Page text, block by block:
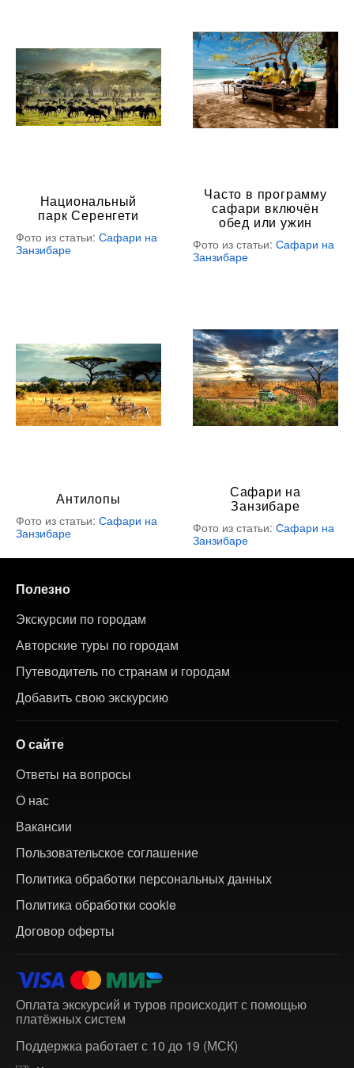
Национальный
парк Серенгети
Фото из статьи: Сафари на
Занзибаре
Часто в программу
сафари включён
обед или ужин
Фото из статьи: Сафари на
Занзибаре
Антилопы
Фото из статьи: Сафари на
Занзибаре
Сафари на
Занзибаре
Фото из статьи: Сафари на
Занзибаре
Полезно
Экскурсии по городам
Авторские туры по городам
Путеводитель по странам и городам
Добавить свою экскурсию
О сайте
Ответы на вопросы
О нас
Вакансии
Пользовательское соглашение
Политика обработки персональных данных
Политика обработки cookie
Договор оферты
Оплата экскурсий и туров происходит с помощью
платёжных систем
Поддержка работает с 10 до 19 (МСК)